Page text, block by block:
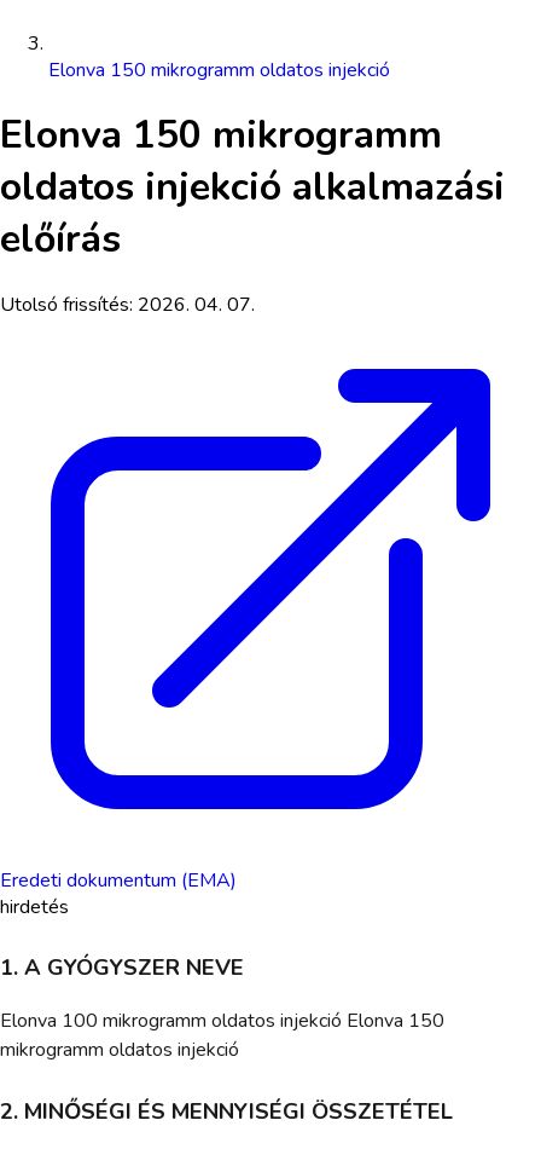
Elonva 150 mikrogramm oldatos injekció
Elonva 150 mikrogramm
oldatos injekció alkalmazási
előírás
Utolsó frissítés: 2026. 04. 07.
Eredeti dokumentum (EMA)
hirdetés
1. A GYÓGYSZER NEVE
Elonva 100 mikrogramm oldatos injekció Elonva 150
mikrogramm oldatos injekció
2. MINŐSÉGI ÉS MENNYISÉGI ÖSSZETÉTEL